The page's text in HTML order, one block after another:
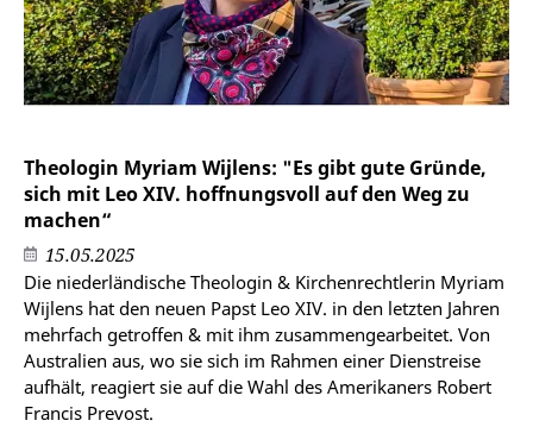
Theologin Myriam Wijlens: "Es gibt gute Gründe,
sich mit Leo XIV. hoffnungsvoll auf den Weg zu
machen“
15.05.2025
Die niederländische Theologin & Kirchenrechtlerin Myriam
Wijlens hat den neuen Papst Leo XIV. in den letzten Jahren
mehrfach getroffen & mit ihm zusammengearbeitet. Von
Australien aus, wo sie sich im Rahmen einer Dienstreise
aufhält, reagiert sie auf die Wahl des Amerikaners Robert
Francis Prevost.